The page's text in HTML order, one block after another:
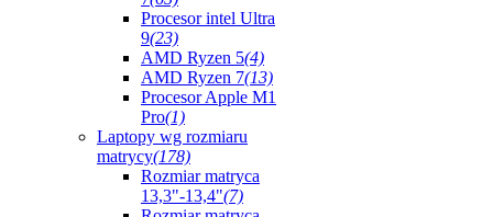
Procesor intel Ultra
9(23)
AMD Ryzen 5(4)
AMD Ryzen 7(13)
Procesor Apple M1
Pro(1)
Laptopy wg rozmiaru
matrycy(178)
Rozmiar matryca
13,3"-13,4"(7)